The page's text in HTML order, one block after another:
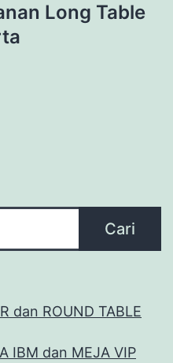
Long Table
Cari
dan ROUND TABLE
IBM dan MEJA VIP